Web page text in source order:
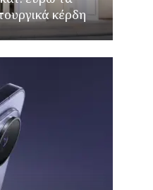
κέρδη